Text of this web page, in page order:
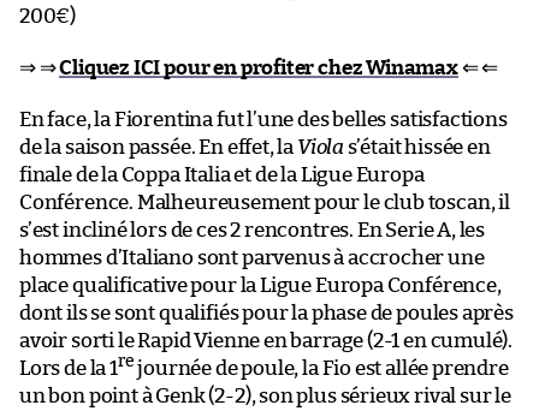
200€)
⇒ ⇒Cliquez ICI pour en profiter chez Winamax⇐ ⇐
En face, la Fiorentina fut l’une des belles satisfactions
de la saison passée. En effet, la Viola s’était hissée en
finale de la Coppa Italia et de la Ligue Europa
Conférence. Malheureusement pour le club toscan, il
s’est incliné lors de ces 2 rencontres. En Serie A, les
hommes d’Italiano sont parvenus à accrocher une
place qualificative pour la Ligue Europa Conférence,
dont ils se sont qualifiés pour la phase de poules après
avoir sorti le Rapid Vienne en barrage (2-1 en cumulé).
Lors de la 1rejournée de poule, la Fio est allée prendre
un bon point à Genk (2-2), son plus sérieux rival sur le